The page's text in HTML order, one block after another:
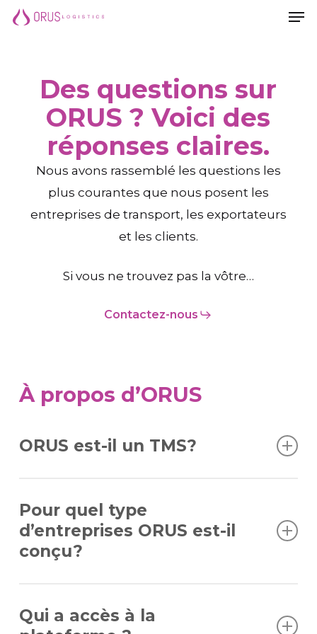
Skip
Des questions sur
ORUS ? Voici des
réponses claires.
Nous avons rassemblé les questions les
plus courantes que nous posent les
entreprises de transport, les exportateurs
et les clients.
Si vous ne trouvez pas la vôtre…
Contactez-nous
À propos d’ORUS
ORUS est-il un TMS?
flottes. C’est une plateforme de
communication logistique qui s’intègre
facilement à votre TMS ou ERP.
Pour quel type
d’entreprises ORUS est-il
conçu?
gèrent des expéditions et dont les agents de
Qui a accès à la
Menu